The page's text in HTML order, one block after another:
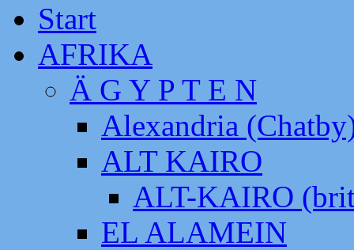
Start
AFRIKA
Ä G Y P T E N
Alexandria
ALT KAIRO
ALT-KAIRO
EL ALAMEIN